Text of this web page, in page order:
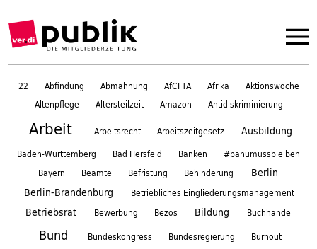
22 Abfindung Abmahnung AfCFTA Afrika
Aktionswoche
Altenpflege
Altersteilzeit Amazon Antidiskriminierung
Arbeit Arbeitsrecht Arbeitszeitgesetz Ausbildung
Baden-Württemberg Bad Hersfeld Banken
#banumussbleiben
Bayern
Beamte Befristung Behinderung
Berlin
Berlin-Brandenburg
Betriebliches Eingliederungsmanagement
Betriebsrat Bewerbung Bezos Bildung Buchhandel
Bund Bundeskongress Bundesregierung
Burnout